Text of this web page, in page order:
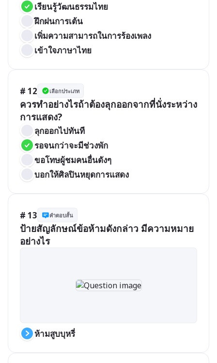
เรียนรู้วัฒนธรรมไทย
ฝึกฝนการเต้น
เพิ่มความสามารถในการร้องเพลง
เข้าใจภาษาไทย
# 12 เลือกประเภท
ควรทำอย่างไรถ้าต้องลุกออกจากที่นั่งระหว่าง
การแสดง?
ลุกออกไปทันที
รอจนกว่าจะมีช่วงพัก
ขอโทษผู้ชมคนอื่นดังๆ
บอกให้ศิลปินหยุดการแสดง
# 13 คำตอบสั้น
ป้ายสัญลักษณ์ข้อห้ามดังกล่าว มีความหมาย
อย่างไร
ห้ามสูบบุหรี่